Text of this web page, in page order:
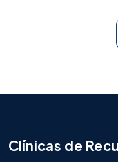
Clínicas de